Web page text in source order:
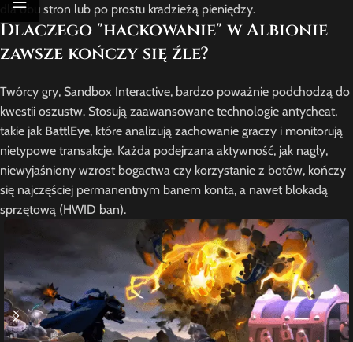
dla obu stron lub po prostu kradzieżą pieniędzy.
Dlaczego "hackowanie" w Albionie
zawsze kończy się źle?
Twórcy gry, Sandbox Interactive, bardzo poważnie podchodzą do
kwestii oszustw. Stosują zaawansowane technologie antycheat,
takie jak BattlEye, które analizują zachowanie graczy i monitorują
nietypowe transakcje. Każda podejrzana aktywność, jak nagły,
niewyjaśniony wzrost bogactwa czy korzystanie z botów, kończy
się najczęściej permanentnym banem konta, a nawet blokadą
sprzętową (HWID ban).